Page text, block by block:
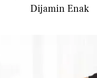
Dijamin Enak